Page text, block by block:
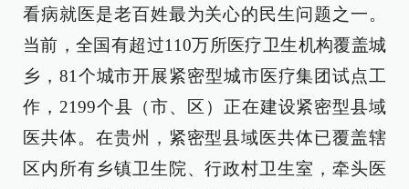
看病就医是老百姓最为关心的民生问题之一。
当前，全国有超过110万所医疗卫生机构覆盖城
乡，81个城市开展紧密型城市医疗集团试点工
作，2199个县（市、区）正在建设紧密型县域
医共体。在贵州，紧密型县域医共体已覆盖辖
区内所有乡镇卫生院、行政村卫生室，牵头医